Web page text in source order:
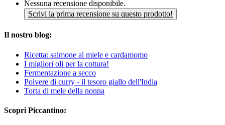
Nessuna recensione disponibile.
Scrivi la prima recensione su questo prodotto!
Il nostro blog:
Ricetta: salmone al miele e cardamomo
I migliori oli per la cottura!
Fermentazione a secco
Polvere di curry - il tesoro giallo dell'India
Torta di mele della nonna
Scopri Piccantino: